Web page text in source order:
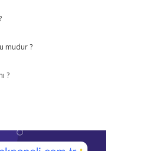
mudur ?
?